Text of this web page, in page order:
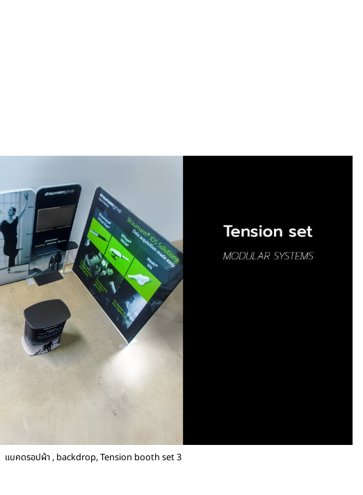
แบคดรอปผ้า , backdrop, Tension booth set 3